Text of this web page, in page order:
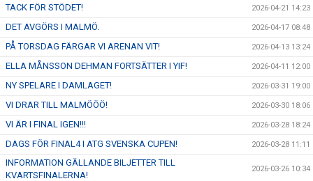
TACK FÖR STÖDET! 2026-04-21 14:23
DET AVGÖRS I MALMÖ. 2026-04-17 08:48
PÅ TORSDAG FÄRGAR VI ARENAN VIT! 2026-04-13 13:24
ELLA MÅNSSON DEHMAN FORTSÄTTER I YIF! 2026-04-11 12:00
NY SPELARE I DAMLAGET! 2026-03-31 19:00
VI DRAR TILL MALMÖÖÖ! 2026-03-30 18:06
VI ÄR I FINAL IGEN!!! 2026-03-28 18:24
DAGS FÖR FINAL4 I ATG SVENSKA CUPEN! 2026-03-28 11:11
INFORMATION GÄLLANDE BILJETTER TILL
KVARTSFINALERNA!
2026-03-26 10:34